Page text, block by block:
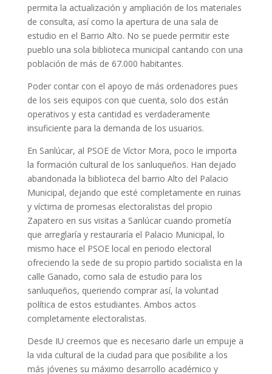
permita la actualización y ampliación de los materiales
de consulta, así como la apertura de una sala de
estudio en el Barrio Alto. No se puede permitir este
pueblo una sola biblioteca municipal cantando con una
población de más de 67.000 habitantes.
Poder contar con el apoyo de más ordenadores pues
de los seis equipos con que cuenta, solo dos están
operativos y esta cantidad es verdaderamente
insuficiente para la demanda de los usuarios.
En Sanlúcar, al PSOE de Víctor Mora, poco le importa
la formación cultural de los sanluqueños. Han dejado
abandonada la biblioteca del barrio Alto del Palacio
Municipal, dejando que esté completamente en ruinas
y víctima de promesas electoralistas del propio
Zapatero en sus visitas a Sanlúcar cuando prometía
que arreglaría y restauraría el Palacio Municipal, lo
mismo hace el PSOE local en periodo electoral
ofreciendo la sede de su propio partido socialista en la
calle Ganado, como sala de estudio para los
sanluqueños, queriendo comprar así, la voluntad
política de estos estudiantes. Ambos actos
completamente electoralistas.
Desde IU creemos que es necesario darle un empuje a
la vida cultural de la ciudad para que posibilite a los
más jóvenes su máximo desarrollo académico y